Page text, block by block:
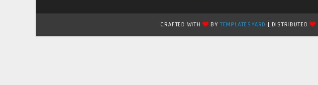
CRAFTED WITH BYTEMPLATESYARD | DISTRIBUTED